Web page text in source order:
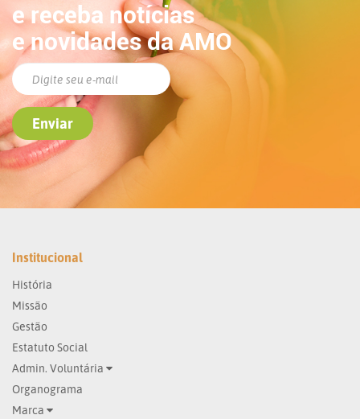
e receba notícias
e novidades da AMO
Institucional
História
Missão
Gestão
Estatuto Social
Admin. Voluntária
Organograma
Marca